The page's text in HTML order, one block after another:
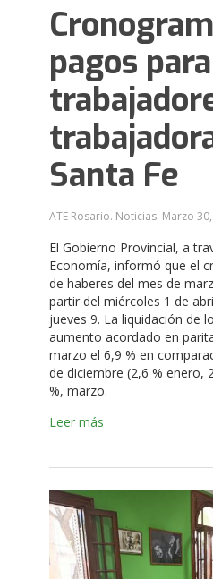
pagos para
Santa Fe
ATE Rosario. Noticias. Marzo
El Gobierno Provincial, a
Economía, informó que el
de haberes del mes de
partir del miércoles 1 de
jueves 9. La liquidación de
aumento acordado en
marzo el 6,9 % en
de diciembre (2,6 % enero,
%, marzo.
Leer más